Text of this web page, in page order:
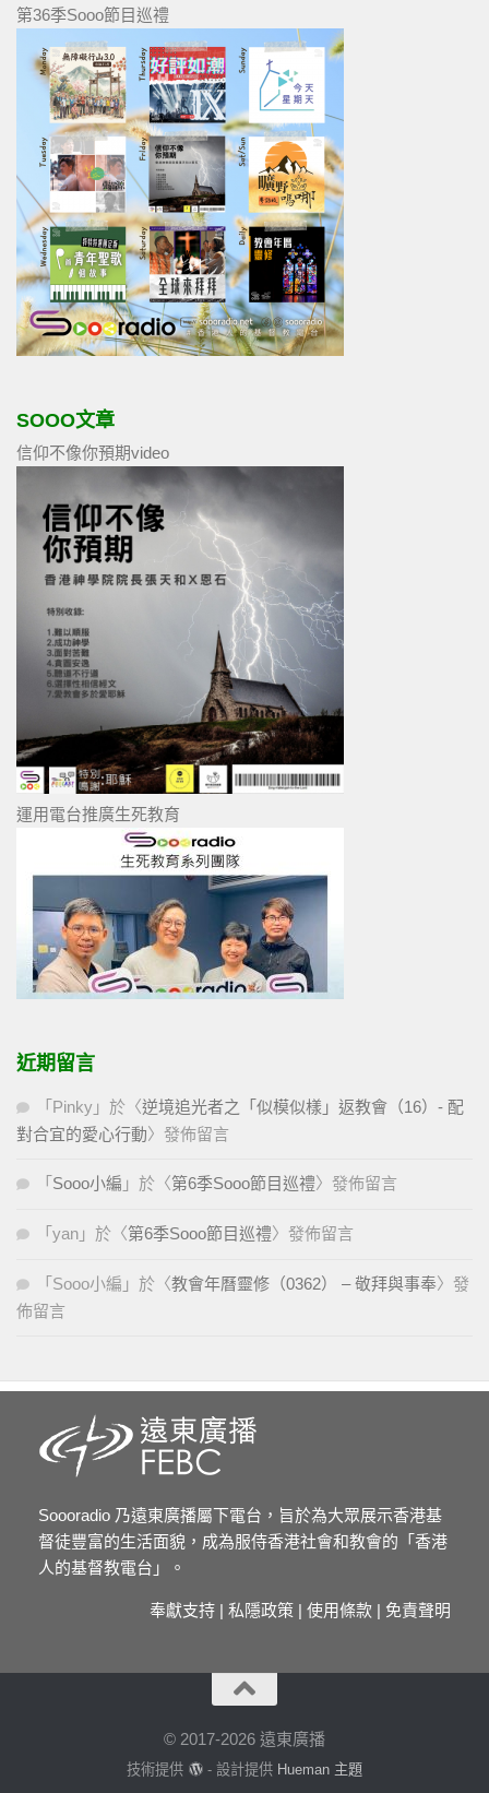
第36季Sooo節目巡禮
SOOO文章
信仰不像你預期video
運用電台推廣生死教育
近期留言
「 Pinky 」於〈逆境追光者之「似模似樣」返教會（16）- 配
對合宜的愛心行動〉發佈留言
「 Sooo小編 」於〈第6季Sooo節目巡禮〉發佈留言
「 yan 」於〈第6季Sooo節目巡禮〉發佈留言
「 Sooo小編 」於〈教會年曆靈修（0362） – 敬拜與事奉〉發
佈留言
Soooradio 乃遠東廣播屬下電台，旨於為大眾展示香港基
督徒豐富的生活面貌，成為服侍香港社會和教會的「香港
人的基督教電台」。
奉獻支持 | 私隱政策 | 使用條款 | 免責聲明
© 2017-2026 遠東廣播
技術提供 - 設計提供 Hueman 主題